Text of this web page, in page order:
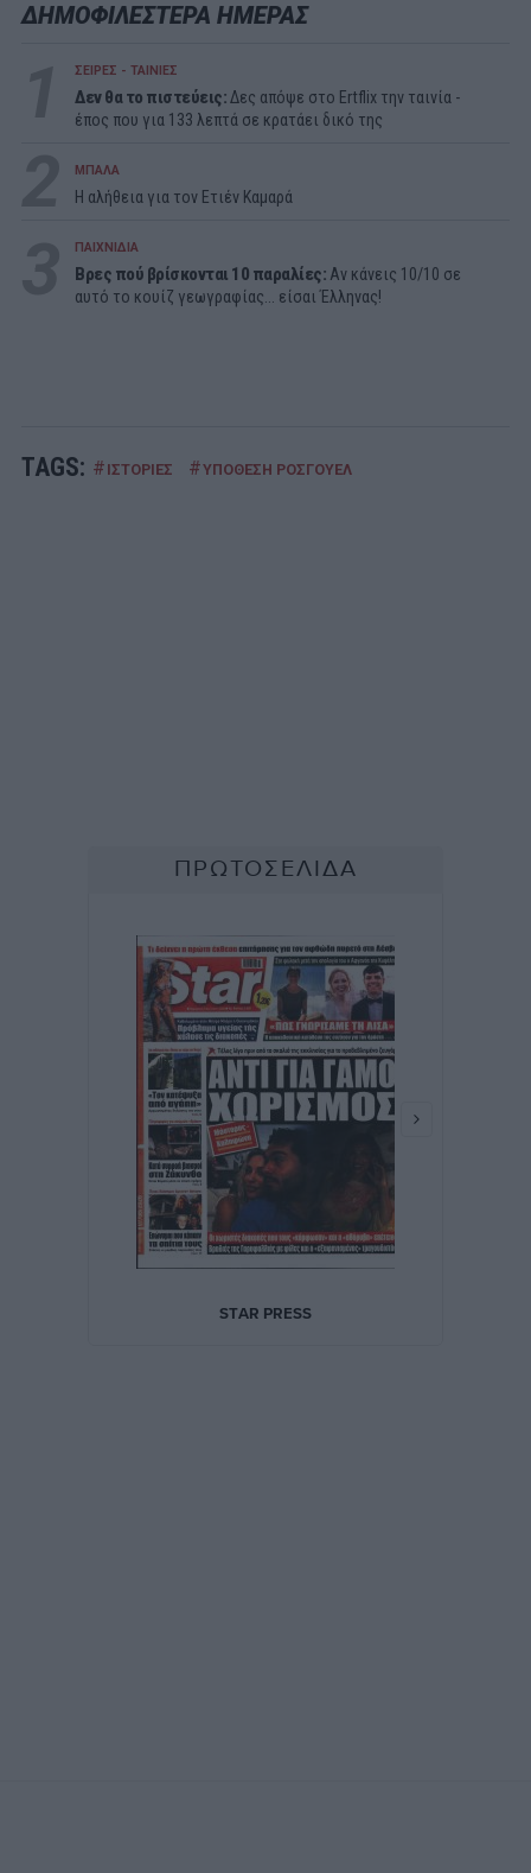
ΔΗΜΟΦΙΛΕΣΤΕΡΑ ΗΜΕΡΑΣ
ΣΕΙΡΕΣ - ΤΑΙΝΙΕΣ
Δεν θα το πιστεύεις:Δες απόψε στο Ertflix την ταινία -
έπος που για 133 λεπτά σε κρατάει δικό της
ΜΠΑΛΑ
Η αλήθεια για τον Ετιέν Καμαρά
ΠΑΙΧΝΙΔΙΑ
Βρες πού βρίσκονται 10 παραλίες: Αν κάνεις 10/10 σε
αυτό το κουίζ γεωγραφίας... είσαι Έλληνας!
TAGS: # ΙΣΤΟΡΙΕΣ #ΥΠΟΘΕΣΗ ΡΟΣΓΟΥΕΛ